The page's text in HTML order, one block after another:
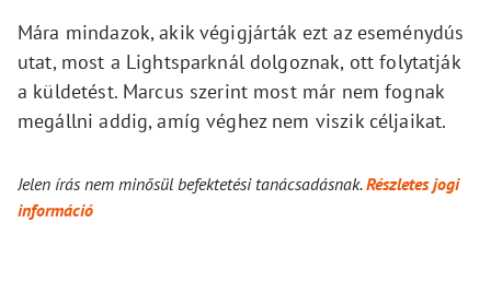
Mára mindazok, akik végigjárták ezt az eseménydús
utat, most a Lightsparknál dolgoznak, ott folytatják
a küldetést. Marcus szerint most már nem fognak
megállni addig, amíg véghez nem viszik céljaikat.
Jelen írás nem minősül befektetési tanácsadásnak.Részletes jogi
információ